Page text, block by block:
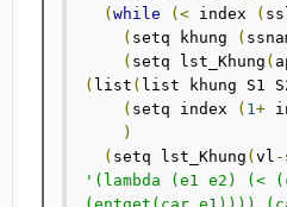
(while (< index (
( setq khung (
( setq lst_Khung (
( list ( list khung S1
( setq index ( 1 +
)
( setq lst_Khung (vl -
'(lambda (e1 e2) (<